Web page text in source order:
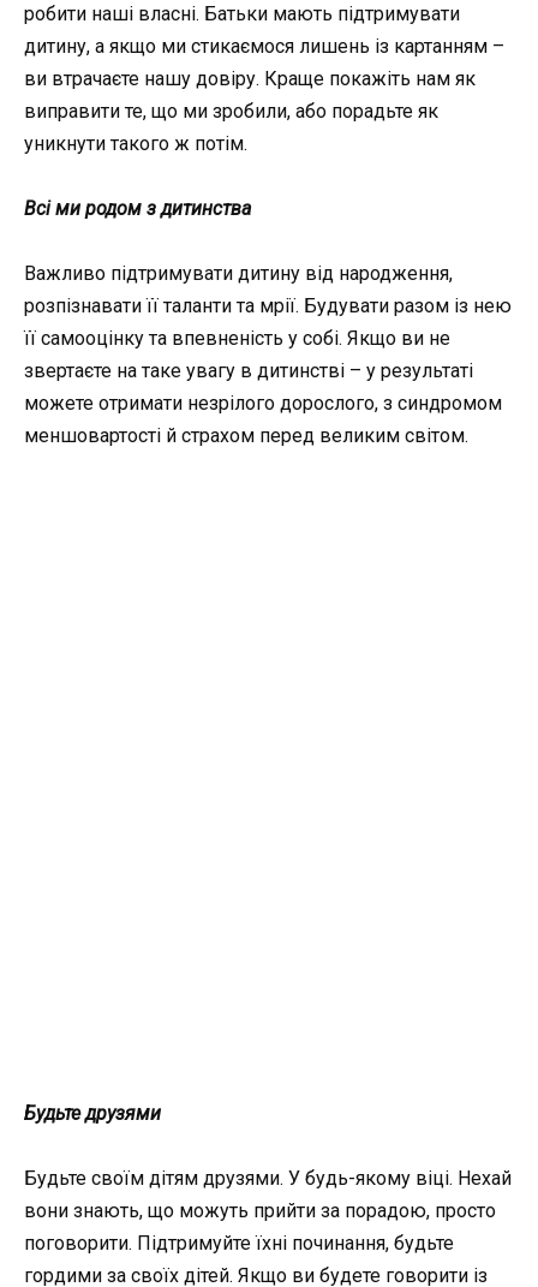
робити наші власні. Батьки мають підтримувати
дитину, а якщо ми стикаємося лишень із картанням –
ви втрачаєте нашу довіру. Краще покажіть нам як
виправити те, що ми зробили, або порадьте як
уникнути такого ж потім.
Всі ми родом з дитинства
Важливо підтримувати дитину від народження,
розпізнавати її таланти та мрії. Будувати разом із нею
її самооцінку та впевненість у собі. Якщо ви не
звертаєте на таке увагу в дитинстві – у результаті
можете отримати незрілого дорослого, з синдромом
меншовартості й страхом перед великим світом.
Будьте друзями
Будьте своїм дітям друзями. У будь-якому віці. Нехай
вони знають, що можуть прийти за порадою, просто
поговорити. Підтримуйте їхні починання, будьте
гордими за своїх дітей. Якщо ви будете говорити із